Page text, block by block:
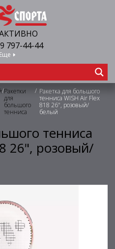
797-44-44
Еще
/Ракетки
для
большого
тенниса
/ Ракетка для большого
тенниса WISH Air Flex
818 26", розовый/
белый
тенниса
26", розовый/